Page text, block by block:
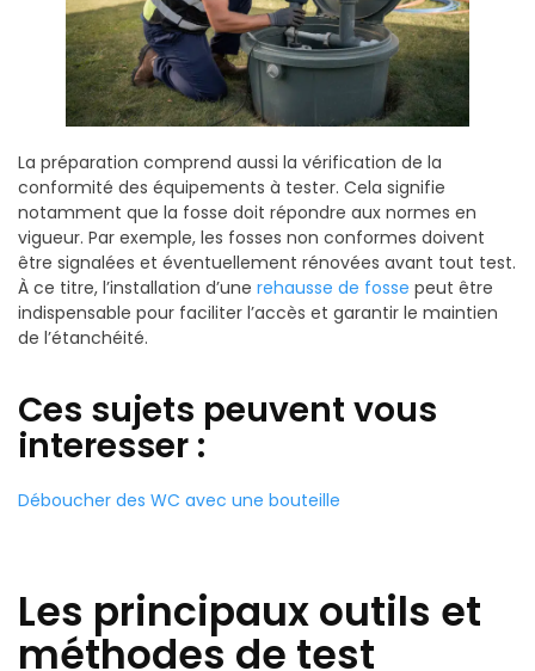
La préparation comprend aussi la vérification de la
conformité des équipements à tester. Cela signifie
notamment que la fosse doit répondre aux normes en
vigueur. Par exemple, les fosses non conformes doivent
être signalées et éventuellement rénovées avant tout test.
À ce titre, l’installation d’une rehausse de fosse peut être
indispensable pour faciliter l’accès et garantir le maintien
de l’étanchéité.
Ces sujets peuvent vous
interesser :
Déboucher des WC avec une bouteille
Les principaux outils et
méthodes de test